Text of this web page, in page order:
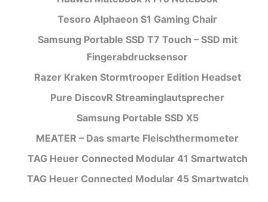
Tesoro Alphaeon S1 Gaming Chair
Samsung Portable SSD T7 Touch – SSD mit
Fingerabdrucksensor
Razer Kraken Stormtrooper Edition Headset
Pure DiscovR Streaminglautsprecher
Samsung Portable SSD X5
MEATER – Das smarte Fleischthermometer
TAG Heuer Connected Modular 41 Smartwatch
TAG Heuer Connected Modular 45 Smartwatch